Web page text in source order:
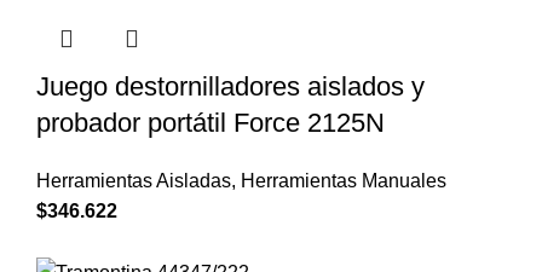
Juego destornilladores aislados y
probador portátil Force 2125N
Herramientas Aisladas, Herramientas Manuales
$346.622